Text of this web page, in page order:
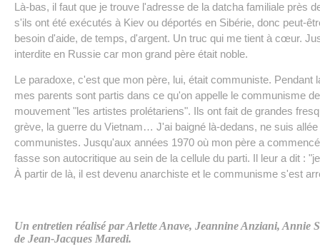
Là-bas, il faut que je trouve l'adresse de la datcha familiale près
s'ils ont été exécutés à Kiev ou déportés en Sibérie, donc peut-
besoin d'aide, de temps, d'argent. Un truc qui me tient à cœur.
interdite en Russie car mon grand père était noble.
Le paradoxe, c'est que mon père, lui, était communiste. Pendant
mes parents sont partis dans ce qu'on appelle le communisme
mouvement "les artistes prolétariens". Ils ont fait de grandes
grève, la guerre du Vietnam… J'ai baigné là-dedans, ne suis
communistes. Jusqu'aux années 1970 où mon père a
fasse son autocritique au sein de la cellule du parti. Il leur a dit :
À partir de là, il est devenu anarchiste et le communisme s'est
Un entretien réalisé par Arlette Anave, Jeannine Anziani, Annie
de Jean-Jacques Maredi.